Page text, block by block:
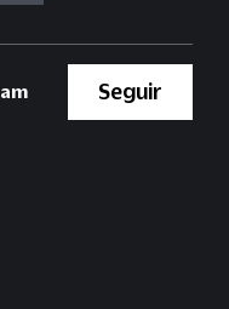
Seguir